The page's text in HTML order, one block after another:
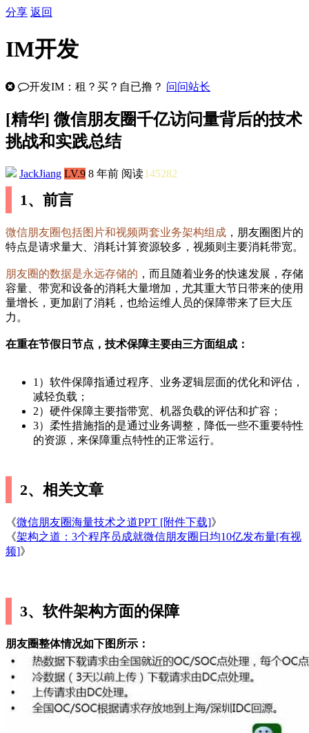
分享 返回
IM开发
开发IM：租？买？自已撸？ 问问站长
[精华] 微信朋友圈千亿访问量背后的技术
挑战和实践总结
JackJiang LV.9 8 年前 阅读145282
1、前言
微信朋友圈包括图片和视频两套业务架构组成 ，朋友圈图片的
特点是请求量大、消耗计算资源较多，视频则主要消耗带宽。
朋友圈的数据是永远存储的 ，而且随着业务的快速发展，存储
容量、带宽和设备的消耗大量增加，尤其重大节日带来的使用
量增长，更加剧了消耗，也给运维人员的保障带来了巨大压
力。
在重在节假日节点，技术保障主要由三方面组成：
1）软件保障指通过程序、业务逻辑层面的优化和评估，
减轻负载；
2）硬件保障主要指带宽、机器负载的评估和扩容；
3）柔性措施指的是通过业务调整，降低一些不重要特性
的资源，来保障重点特性的正常运行。
2、相关文章
《微信朋友圈海量技术之道PPT [附件下载]》
《架构之道：3个程序员成就微信朋友圈日均10亿发布量[有视
频]》
3、软件架构方面的保障
朋友圈整体情况如下图所示：